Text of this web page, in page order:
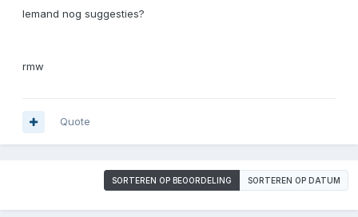
Iemand nog suggesties?
rmw
Quote
SORTEREN OP BEOORDELING SORTEREN OP DATUM